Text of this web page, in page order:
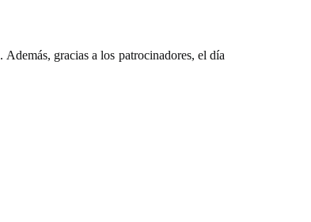
. Además, gracias a los patrocinadores, el día